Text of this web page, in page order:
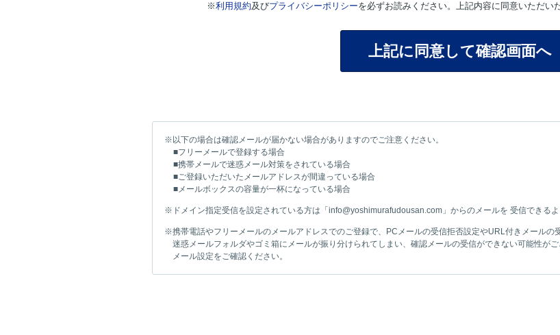
※利用規約及びプライバシーポリシーを必ずお読みください。上記内容に同意いただい
※以下の場合は確認メールが届かない場合がありますのでご注意ください。
■フリーメールで登録する場合
■携帯メールで迷惑メール対策をされている場合
■ご登録いただいたメールアドレスが間違っている場合
■メールボックスの容量が一杯になっている場合
※ドメイン指定受信を設定されている方は「info@yoshimurafudousan.com」からのメールを 受信できるよ
※携帯電話やフリーメールのメールアドレスでのご登録で、PCメールの受信拒否設定やURL付きメールの
迷惑メールフォルダやゴミ箱にメールが振り分けられてしまい、確認メールの受信ができない可能性が
メール設定をご確認ください。